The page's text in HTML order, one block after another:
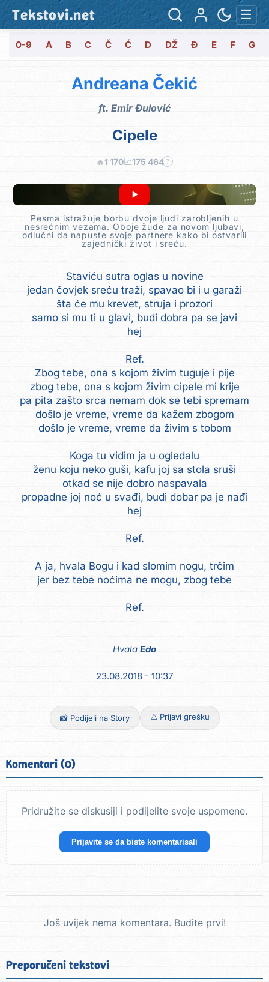
Tekstovi.net ☰
0-9 A B C Č Ć D DŽ Đ E F G
Andreana Čekić
ft. Emir Đulović
Cipele
🔥1 170📈175 464 ?
Pesma istražuje borbu dvoje ljudi zarobljenih u
nesrećnim vezama. Oboje žude za novom ljubavi,
odlučni da napuste svoje partnere kako bi ostvarili
zajednički život i sreću.
Staviću sutra oglas u novine
jedan čovjek sreću traži, spavao bi i u garaži
šta će mu krevet, struja i prozori
samo si mu ti u glavi, budi dobra pa se javi
hej
Ref.
Zbog tebe, ona s kojom živim tuguje i pije
zbog tebe, ona s kojom živim cipele mi krije
pa pita zašto srca nemam dok se tebi spremam
došlo je vreme, vreme da kažem zbogom
došlo je vreme, vreme da živim s tobom
Koga tu vidim ja u ogledalu
ženu koju neko guši, kafu joj sa stola sruši
otkad se nije dobro naspavala
propadne joj noć u svađi, budi dobar pa je nađi
hej
Ref.
A ja, hvala Bogu i kad slomim nogu, trčim
jer bez tebe noćima ne mogu, zbog tebe
Ref.
Hvala Edo
23.08.2018 - 10:37
📸 Podijeli na Story ⚠️ Prijavi grešku
Komentari (0)
Pridružite se diskusiji i podijelite svoje uspomene.
Prijavite se da biste komentarisali
Još uvijek nema komentara. Budite prvi!
Preporučeni tekstovi